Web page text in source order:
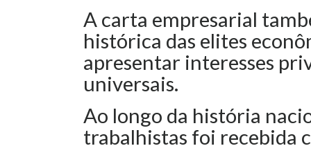
A carta empresarial
histórica das elites
apresentar interesses
universais.
Ao longo da história
trabalhistas foi recebida